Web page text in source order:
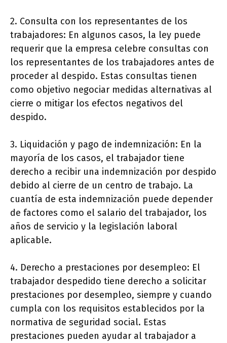
2. Consulta con los representantes de los
trabajadores: En algunos casos, la ley puede
requerir que la empresa celebre consultas con
los representantes de los trabajadores antes de
proceder al despido. Estas consultas tienen
como objetivo negociar medidas alternativas al
cierre o mitigar los efectos negativos del
despido.
3. Liquidación y pago de indemnización: En la
mayoría de los casos, el trabajador tiene
derecho a recibir una indemnización por despido
debido al cierre de un centro de trabajo. La
cuantía de esta indemnización puede depender
de factores como el salario del trabajador, los
años de servicio y la legislación laboral
aplicable.
4. Derecho a prestaciones por desempleo: El
trabajador despedido tiene derecho a solicitar
prestaciones por desempleo, siempre y cuando
cumpla con los requisitos establecidos por la
normativa de seguridad social. Estas
prestaciones pueden ayudar al trabajador a